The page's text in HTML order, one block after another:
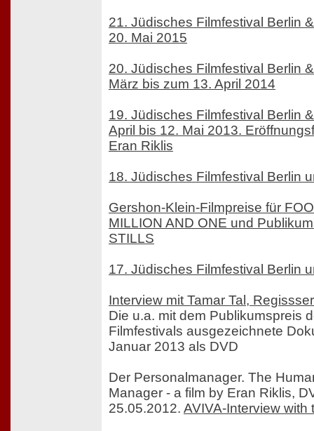
21. Jüdisches Filmfestival Berlin
20. Mai 2015
20. Jüdisches Filmfestival Berlin
März bis zum 13. April 2014
19. Jüdisches Filmfestival Berlin
April bis 12. Mai 2013.
Eran Riklis
18. Jüdisches Filmfestival Berlin
Gershon-Klein-Filmpreise für
MILLION AND ONE und
STILLS
17. Jüdisches Filmfestival Berlin
Interview mit Tamar Tal,
Die u.a. mit dem Publikumspreis
Filmfestivals ausgezeichnete
Januar 2013 als DVD
Der Personalmanager. The
Manager - a film by Eran Riklis,
25.05.2012. AVIVA-Interview with